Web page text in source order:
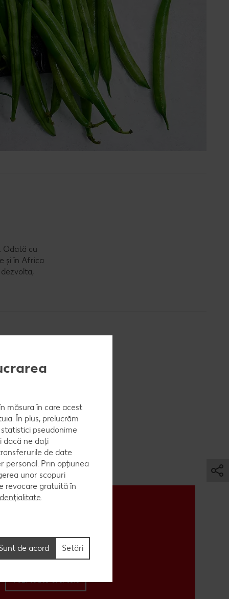
Odată cu
și în Africa
Vezi toate ofertele
măsura în care acest
În plus, prelucrăm
pseudonime
dacă ne dați
de date
personal. Prin opțiunea
unor scopuri
revocare gratuită în
.
Setări
de acord